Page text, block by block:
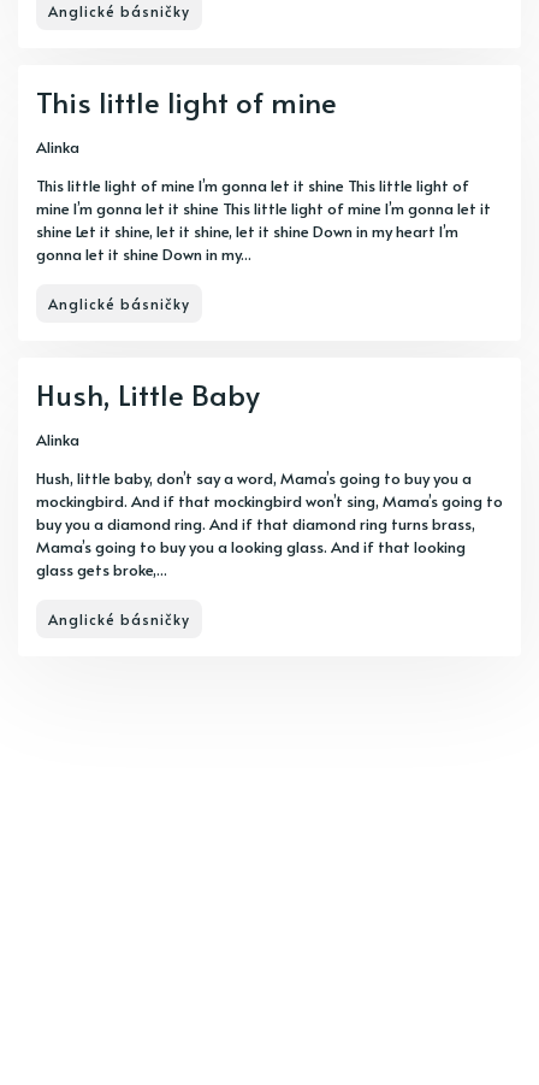
Anglické básničky
This little light of mine
Alinka
This little light of mine I’m gonna let it shine This little light of
mine I’m gonna let it shine This little light of mine I’m gonna let it
shine Let it shine, let it shine, let it shine Down in my heart I’m
gonna let it shine Down in my...
Anglické básničky
Hush, Little Baby
Alinka
Hush, little baby, don’t say a word, Mama’s going to buy you a
mockingbird. And if that mockingbird won’t sing, Mama’s going to
buy you a diamond ring. And if that diamond ring turns brass,
Mama’s going to buy you a looking glass. And if that looking
glass gets broke,...
Anglické básničky